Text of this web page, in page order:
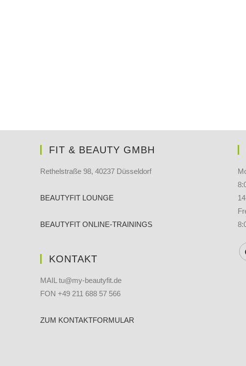
FIT & BEAUTY GMBH
Rethelstraße 98, 40237 Düsseldorf
BEAUTYFIT LOUNGE
BEAUTYFIT ONLINE-TRAININGS
KONTAKT
MAIL tu@my-beautyfit.de
FON +49 211 688 57 566
ZUM KONTAKTFORMULAR